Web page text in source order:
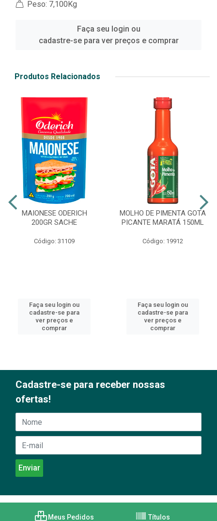
Peso: 7,100Kg
Faça seu login ou
cadastre-se para ver preços e comprar
Produtos Relacionados
MAIONESE ODERICH
200GR SACHE
Código: 31109
Faça seu login ou
cadastre-se para
ver preços e
comprar
MOLHO DE PIMENTA GOTA
PICANTE MARATÁ 150ML
Código: 19912
Faça seu login ou
cadastre-se para
ver preços e
comprar
Cadastre-se para receber nossas
ofertas!
Meus Pedidos Títulos